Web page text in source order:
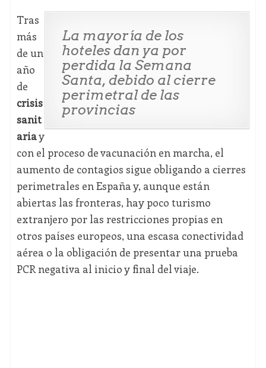
La mayoría de los
hoteles dan ya por
perdida la Semana
Santa, debido al cierre
perimetral de las
provincias
Tras
más
de un
año
de
crisis
sanit
ariay
con el proceso de vacunación en marcha, el
aumento de contagios sigue obligando a cierres
perimetrales en España y, aunque están
abiertas las fronteras, hay poco turismo
extranjero por las restricciones propias en
otros países europeos, una escasa conectividad
aérea o la obligación de presentar una prueba
PCR negativa al inicio y final del viaje.